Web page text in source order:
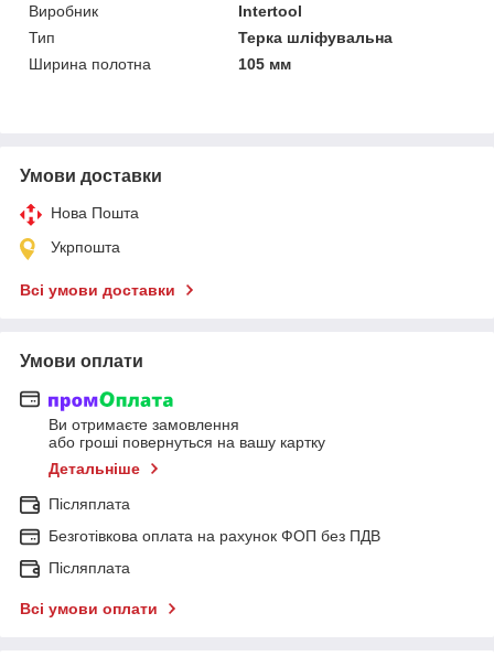
Виробник
Intertool
Тип
Терка шліфувальна
Ширина полотна
105 мм
Умови доставки
Нова Пошта
Укрпошта
Всі умови доставки
Умови оплати
Ви отримаєте замовлення
або гроші повернуться на вашу картку
Детальніше
Післяплата
Безготівкова оплата на рахунок ФОП без ПДВ
Післяплата
Всі умови оплати